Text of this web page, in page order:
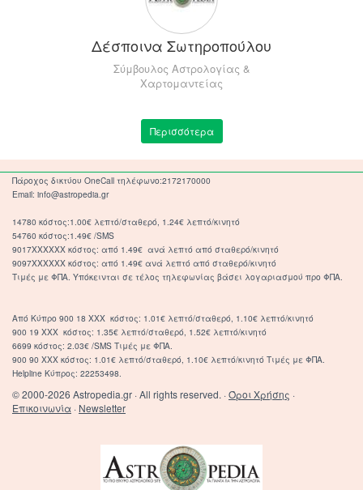
Δέσποινα Σωτηροπούλου
Σύμβουλος Αστρολογίας &
Χαρτομαντείας
Περισσότερα
Πάροχος δικτύου OneCall τηλέφωνο:2172170000
Email: info@astropedia.gr
14780 κόστος:1.00€ λεπτό/σταθερό, 1.24€ λεπτό/κινητό
54760 κόστος:1.49€ /SMS
9017XXXXXX κόστος: από 1.49€ ανά λεπτό από σταθερό/κινητό
9097XXXXXX κόστος: από 1.49€ ανά λεπτό από σταθερό/κινητό
Τιμές με ΦΠΑ. Υπόκεινται σε τέλος τηλεφωνίας βάσει λογαριασμού προ ΦΠΑ.
Από Κύπρο 900 18 ΧΧΧ κόστος: 1.01€ λεπτό/σταθερό, 1.10€ λεπτό/κινητό
900 19 ΧΧΧ κόστος: 1.35€ λεπτό/σταθερό, 1.52€ λεπτό/κινητό
6699 κόστος: 2.03€ /SMS Τιμές με ΦΠΑ.
900 90 XXX κόστος: 1.01€ λεπτό/σταθερό, 1.10€ λεπτό/κινητό Τιμές με ΦΠΑ.
Helpline Κύπρος: 22253498.
© 2000-2026 Astropedia.gr · All rights reserved. ·Όροι Χρήσης ·
Επικοινωνία · Newsletter